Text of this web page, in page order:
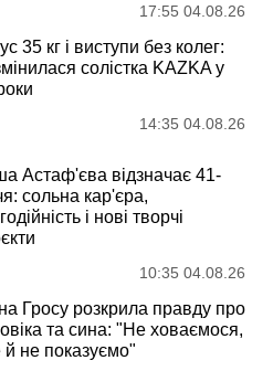
17:55 04.08.26
35 кг і виступи без колег:
солістка KAZKA у
14:35 04.08.26
Астаф'єва відзначає 41-
сольна кар'єра,
і нові творчі
10:35 04.08.26
Гросу розкрила правду про
та сина: "Не ховаємося,
й не показуємо"